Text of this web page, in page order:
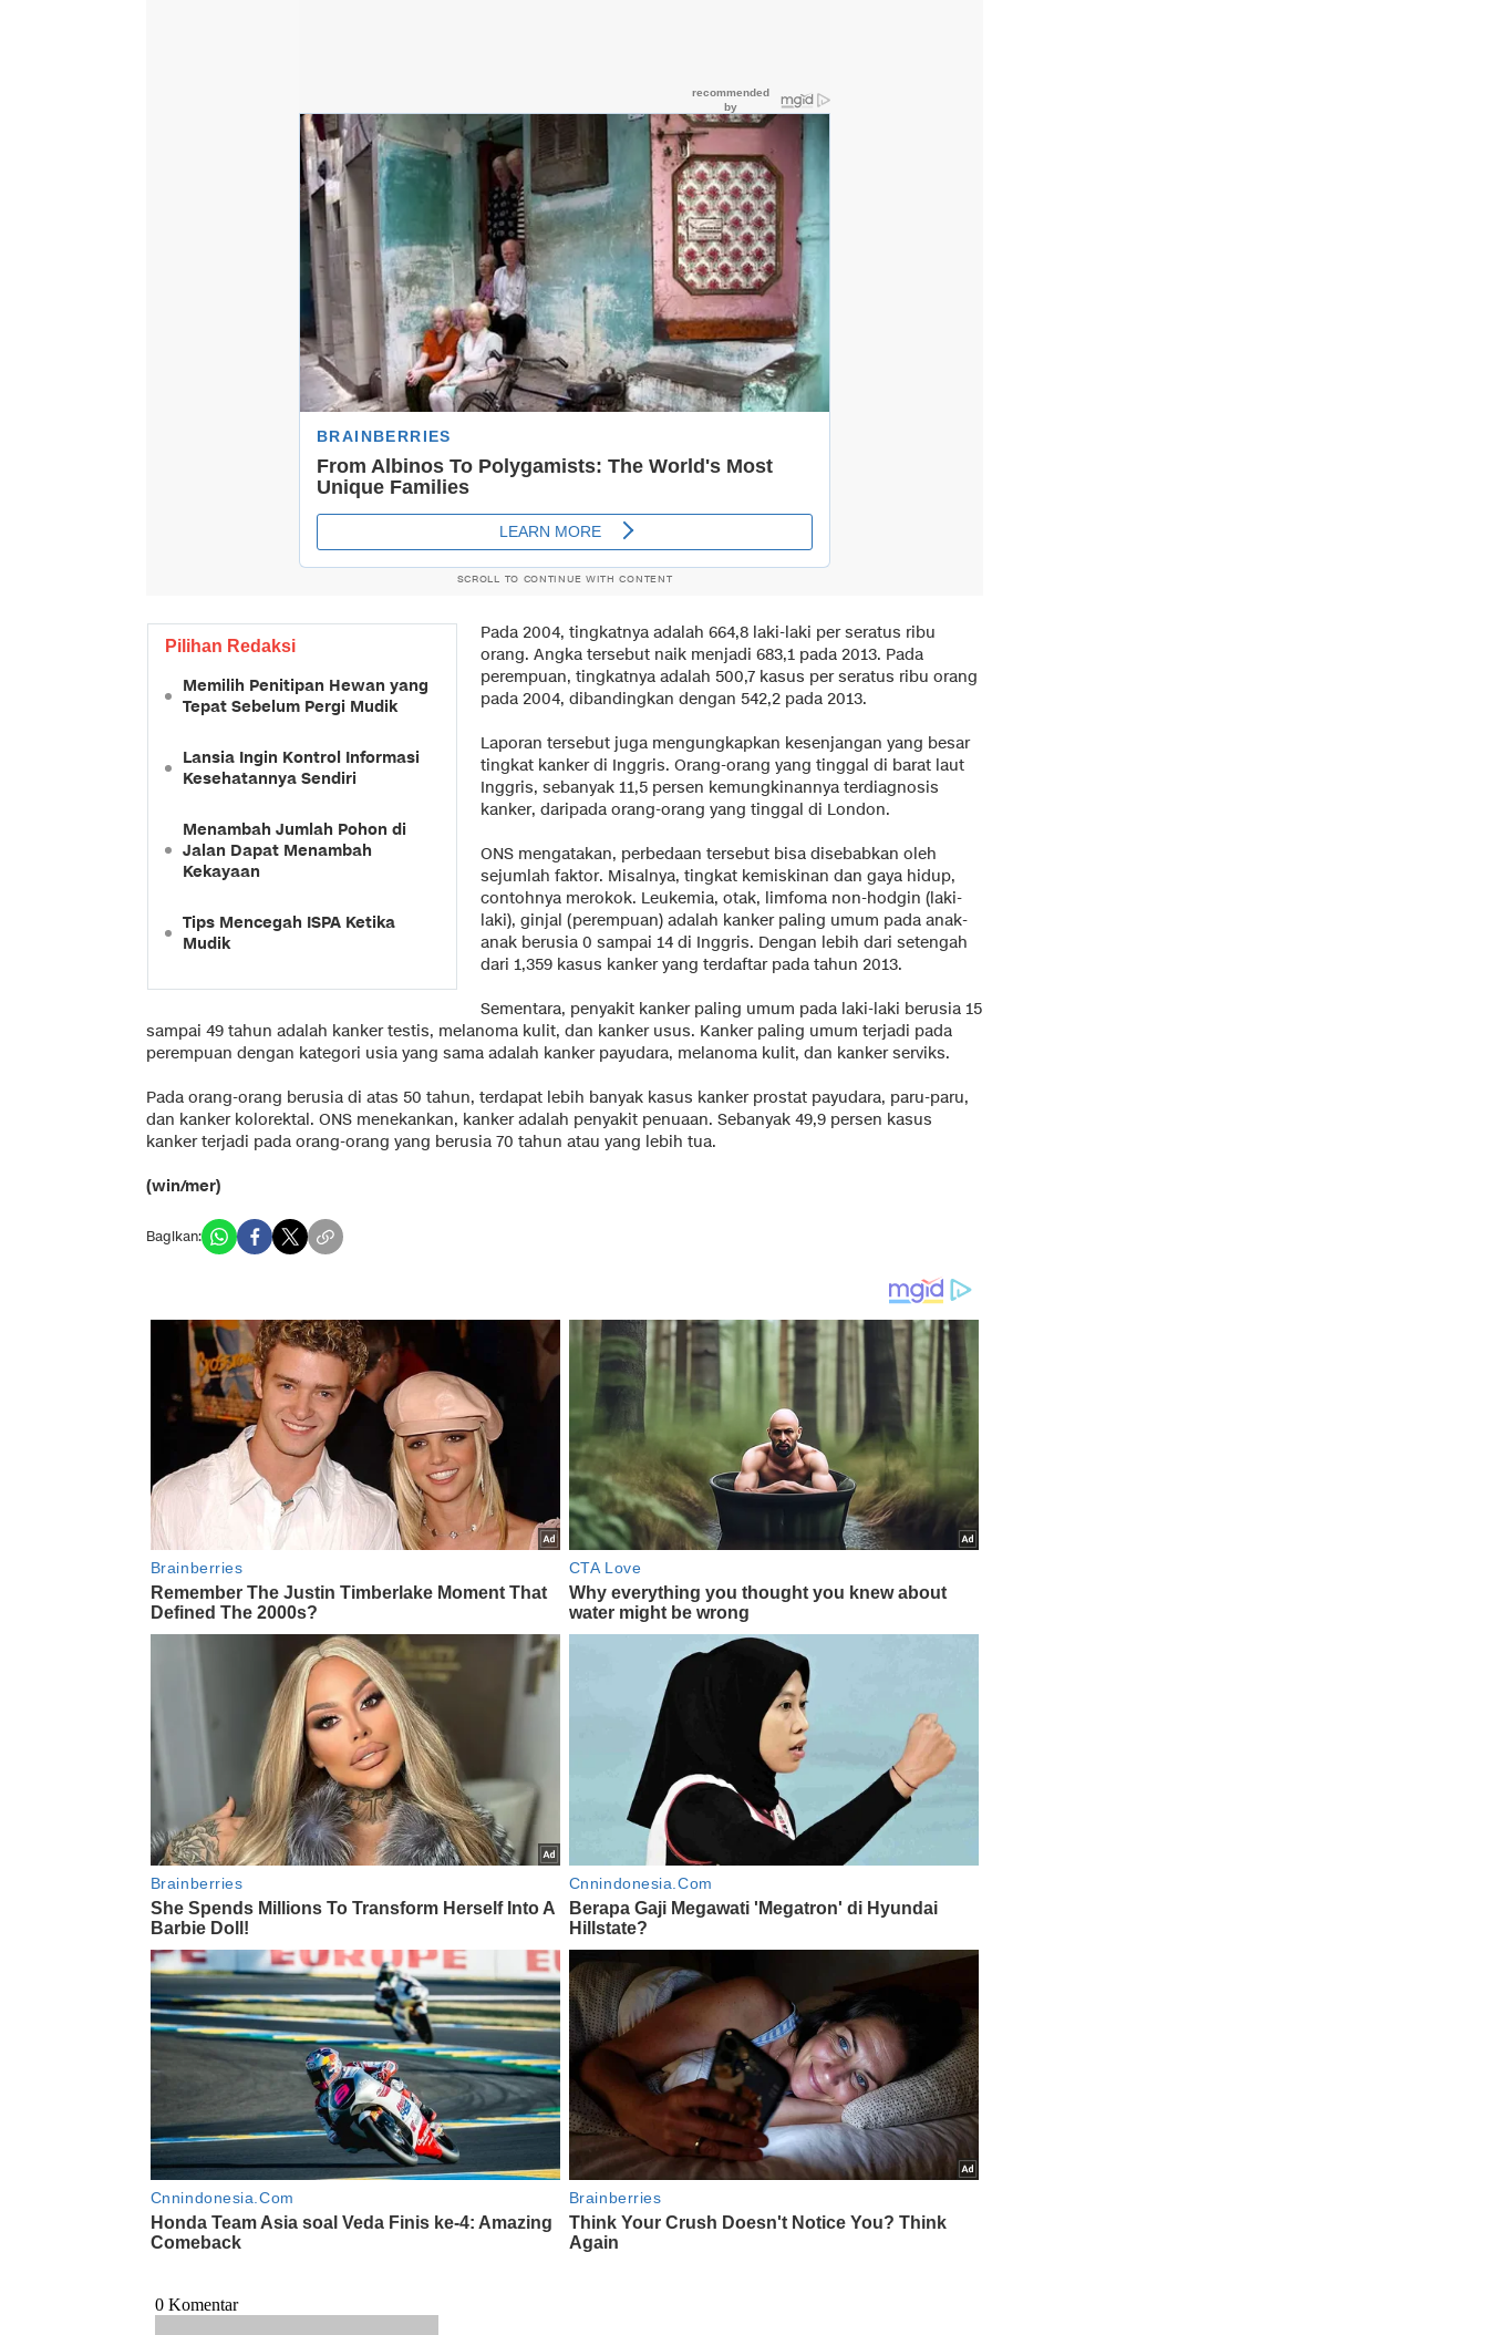
SCROLL TO CONTINUE WITH CONTENT
Pilihan Redaksi
Memilih Penitipan Hewan yang
Tepat Sebelum Pergi Mudik
Lansia Ingin Kontrol Informasi
Kesehatannya Sendiri
Menambah Jumlah Pohon di
Jalan Dapat Menambah
Kekayaan
Tips Mencegah ISPA Ketika
Mudik
Pada 2004, tingkatnya adalah 664,8 laki-laki per seratus ribu
orang. Angka tersebut naik menjadi 683,1 pada 2013. Pada
perempuan, tingkatnya adalah 500,7 kasus per seratus ribu orang
pada 2004, dibandingkan dengan 542,2 pada 2013.
Laporan tersebut juga mengungkapkan kesenjangan yang besar
tingkat kanker di Inggris. Orang-orang yang tinggal di barat laut
Inggris, sebanyak 11,5 persen kemungkinannya terdiagnosis
kanker, daripada orang-orang yang tinggal di London.
ONS mengatakan, perbedaan tersebut bisa disebabkan oleh
sejumlah faktor. Misalnya, tingkat kemiskinan dan gaya hidup,
contohnya merokok. Leukemia, otak, limfoma non-hodgin (laki-
laki), ginjal (perempuan) adalah kanker paling umum pada anak-
anak berusia 0 sampai 14 di Inggris. Dengan lebih dari setengah
dari 1,359 kasus kanker yang terdaftar pada tahun 2013.
Sementara, penyakit kanker paling umum pada laki-laki berusia 15
sampai 49 tahun adalah kanker testis, melanoma kulit, dan kanker usus. Kanker paling umum terjadi pada
perempuan dengan kategori usia yang sama adalah kanker payudara, melanoma kulit, dan kanker serviks.
Pada orang-orang berusia di atas 50 tahun, terdapat lebih banyak kasus kanker prostat payudara, paru-paru,
dan kanker kolorektal. ONS menekankan, kanker adalah penyakit penuaan. Sebanyak 49,9 persen kasus
kanker terjadi pada orang-orang yang berusia 70 tahun atau yang lebih tua.
(win/mer)
Bagikan: